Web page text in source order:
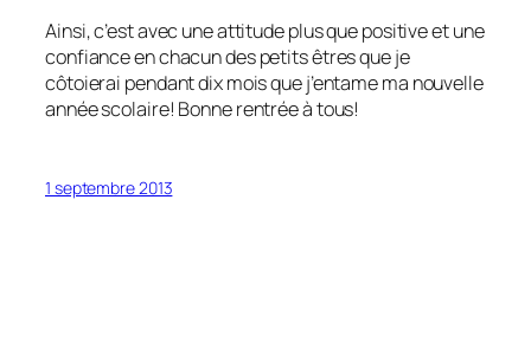
Ainsi, c’est avec une attitude plus que positive et une
confiance en chacun des petits êtres que je
côtoierai pendant dix mois que j’entame ma nouvelle
année scolaire! Bonne rentrée à tous!
1 septembre 2013